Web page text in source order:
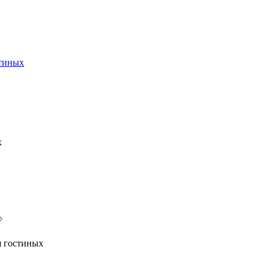
гостиных